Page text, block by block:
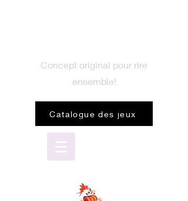
Concept original pour rire
ensemble!
Catalogue des jeux